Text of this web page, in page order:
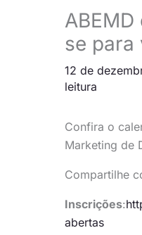
se para
12 de
leitura
Confira o
Marketing de
Compartilhe
Inscrições:
abertas